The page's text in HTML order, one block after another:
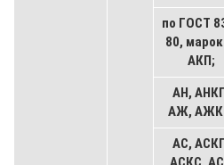
по ГОСТ
80,
АКП;
АН,
АЖ,
АС,